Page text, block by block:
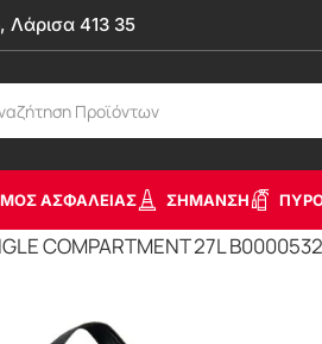
413 35
ΑΣΦΑΛΕΙΑΣ ΣΗΜΑΝΣΗ
COMPARTMENT 27L